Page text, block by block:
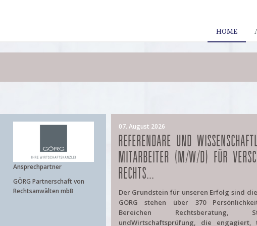
HOME
Ansprechpartner
GÖRG Partnerschaft von
Rechtsanwälten mbB
07. August 2026
REFERENDARE UND
MITARBEITER (M/W/D) FÜR
RECHTS...
Der Grundstein für unseren Erfolg sind
GÖRG stehen über 370
Bereichen Rechtsberatung,
undWirtschaftsprüfung, die engagiert,